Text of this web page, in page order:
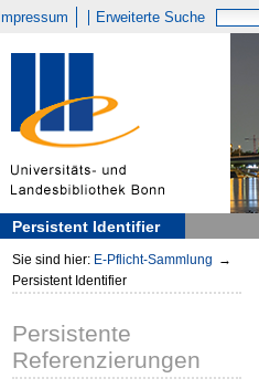
Impressum Erweiterte Suche
Persistent Identifier
Sie sind hier: E-Pflicht-Sammlung →
Persistent Identifier
Persistente
Referenzierungen